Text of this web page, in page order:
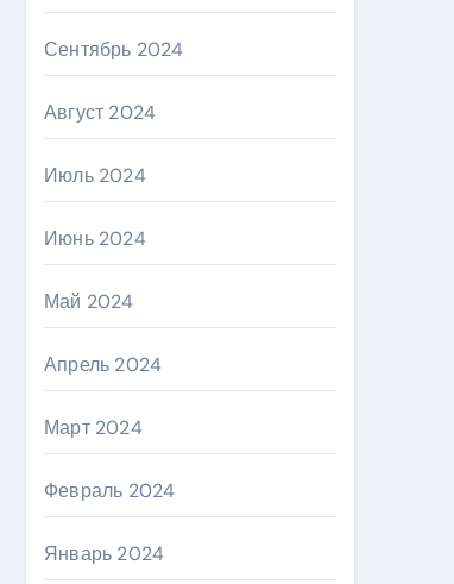
Сентябрь 2024
Август 2024
Июль 2024
Июнь 2024
Май 2024
Апрель 2024
Март 2024
Февраль 2024
Январь 2024